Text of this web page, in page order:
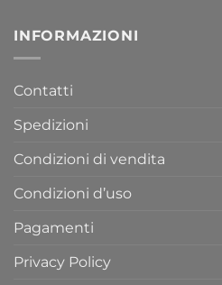
INFORMAZIONI
Contatti
Spedizioni
Condizioni di vendita
Condizioni d’uso
Pagamenti
Privacy Policy